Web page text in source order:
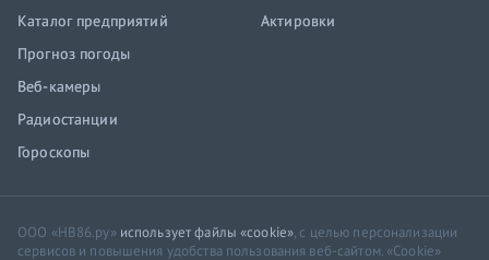
Каталог предприятий
Прогноз погоды
Веб-камеры
Радиостанции
Гороскопы
Актировки
ООО «НВ86.ру» использует файлы «cookie», с целью персонализации
сервисов и повышения удобства пользования веб-сайтом. «Cookie»